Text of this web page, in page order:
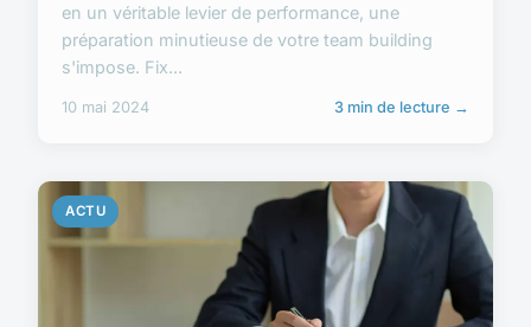
en un véritable levier de performance, une
préparation minutieuse de votre team building
s'impose. Fix...
10 mai 2024 3 min de lecture →
ACTU